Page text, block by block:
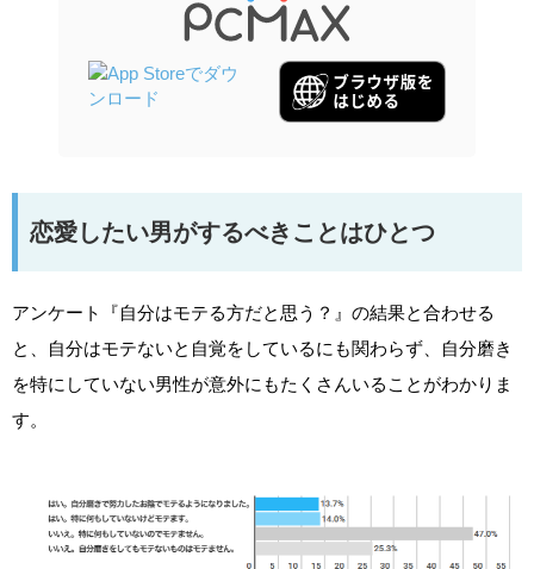
恋愛したい男がするべきことはひとつ
アンケート『自分はモテる方だと思う？』の結果と合わせる
と、自分はモテないと自覚をしているにも関わらず、自分磨き
を特にしていない男性が意外にもたくさんいることがわかりま
す。